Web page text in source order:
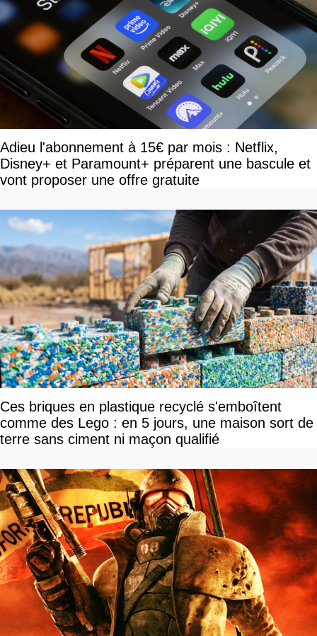
Adieu l'abonnement à 15€ par mois : Netflix,
Disney+ et Paramount+ préparent une bascule et
vont proposer une offre gratuite
Ces briques en plastique recyclé s'emboîtent
comme des Lego : en 5 jours, une maison sort de
terre sans ciment ni maçon qualifié